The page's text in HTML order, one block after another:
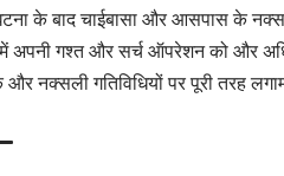
के बाद चाईबासा और आसपास के नक्सल
अपनी गश्त और सर्च ऑपरेशन को और
नक्सली गतिविधियों पर पूरी तरह